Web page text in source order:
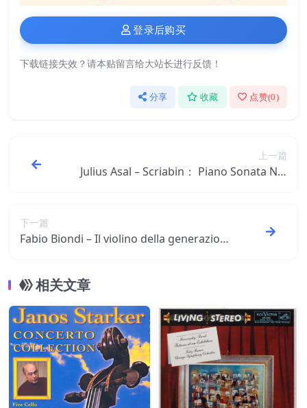
登录后购买
下载链接失效？请本贴留言给大站长进行反馈！
分享 收藏 点赞(0)
上一篇
Julius Asal – Scriabin： Piano Sonata No.
下一篇
Fabio Biondi – Il violino della generazion
相关文章